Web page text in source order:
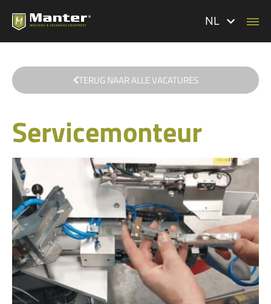
NL
TERUG NAAR ALLE VACATURES
Servicemonteur